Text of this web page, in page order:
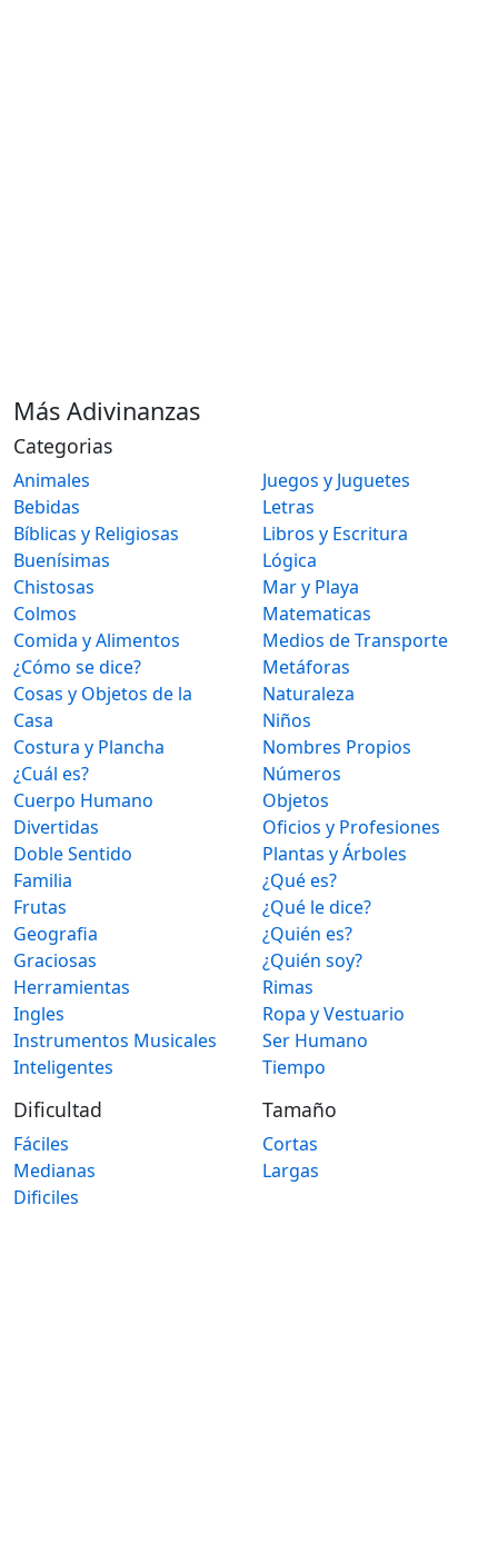
Más Adivinanzas
Categorias
Animales
Bebidas
Bíblicas y Religiosas
Buenísimas
Chistosas
Colmos
Comida y Alimentos
¿Cómo se dice?
Cosas y Objetos de la
Casa
Costura y Plancha
¿Cuál es?
Cuerpo Humano
Divertidas
Doble Sentido
Familia
Frutas
Geografia
Graciosas
Herramientas
Ingles
Instrumentos Musicales
Inteligentes
Juegos y Juguetes
Letras
Libros y Escritura
Lógica
Mar y Playa
Matematicas
Medios de Transporte
Metáforas
Naturaleza
Niños
Nombres Propios
Números
Objetos
Oficios y Profesiones
Plantas y Árboles
¿Qué es?
¿Qué le dice?
¿Quién es?
¿Quién soy?
Rimas
Ropa y Vestuario
Ser Humano
Tiempo
Dificultad
Fáciles
Medianas
Dificiles
Tamaño
Cortas
Largas